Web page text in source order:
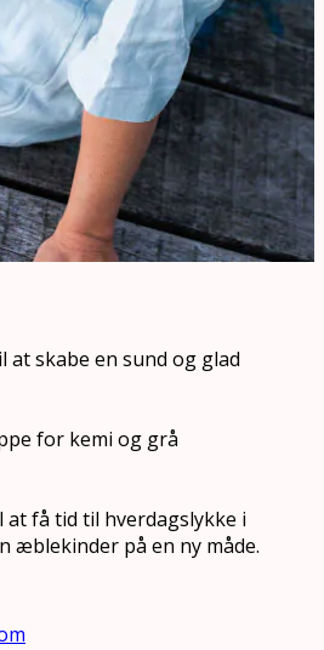
skabe en sund og glad
for kemi og grå
få tid til hverdagslykke i
æblekinder på en ny måde.